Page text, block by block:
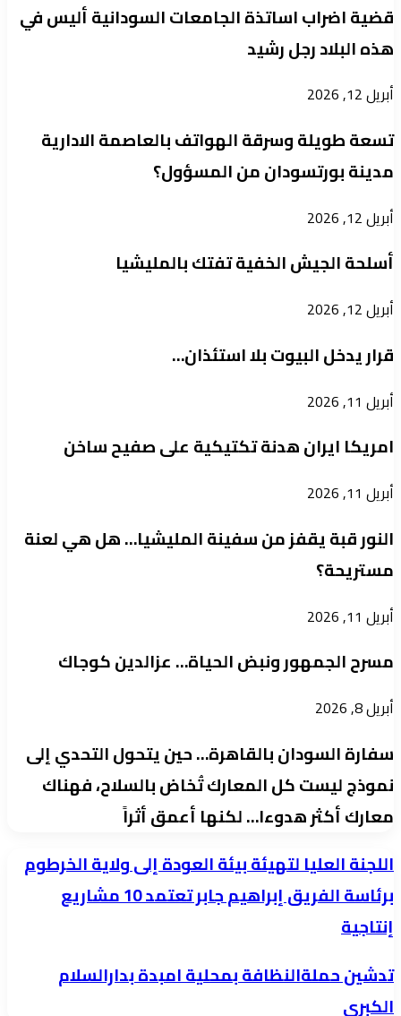
قضية اضراب اساتذة الجامعات السودانية أليس في
هذه البلاد رجل رشيد
أبريل 12, 2026
تسعة طويلة وسرقة الهواتف بالعاصمة الادارية
مدينة بورتسودان من المسؤول؟
أبريل 12, 2026
أسلحة الجيش الخفية تفتك بالمليشيا
أبريل 12, 2026
قرار يدخل البيوت بلا استئذان…
أبريل 11, 2026
امريكا ايران هدنة تكتيكية على صفيح ساخن
أبريل 11, 2026
النور قبة يقفز من سفينة المليشيا… هل هي لعنة
مستريحة؟
أبريل 11, 2026
مسرح الجمهور ونبض الحياة… عزالدين كوجاك
أبريل 8, 2026
سفارة السودان بالقاهرة… حين يتحول التحدي إلى
نموذج ليست كل المعارك تُخاض بالسلاح، فهناك
معارك أكثر هدوءا… لكنها أعمق أثراً
اللجنة
العليا
لتهيئة
بيئة
العودة
إلى
اللجنة العليا لتهيئة بيئة العودة إلى ولاية الخرطوم
برئاسة الفريق إبراهيم جابر تعتمد 10 مشاريع
إنتاجية
تدشين
حملةالنظافة
تدشين حملةالنظافة بمحلية امبدة بدارالسلام
الكبري